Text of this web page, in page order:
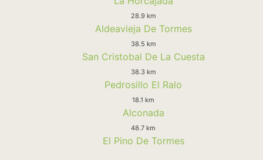
28.9 km
Aldeavieja De Tormes
38.5 km
San Cristobal De La Cuesta
38.3 km
Pedrosillo El Ralo
18.1 km
Alconada
48.7 km
El Pino De Tormes